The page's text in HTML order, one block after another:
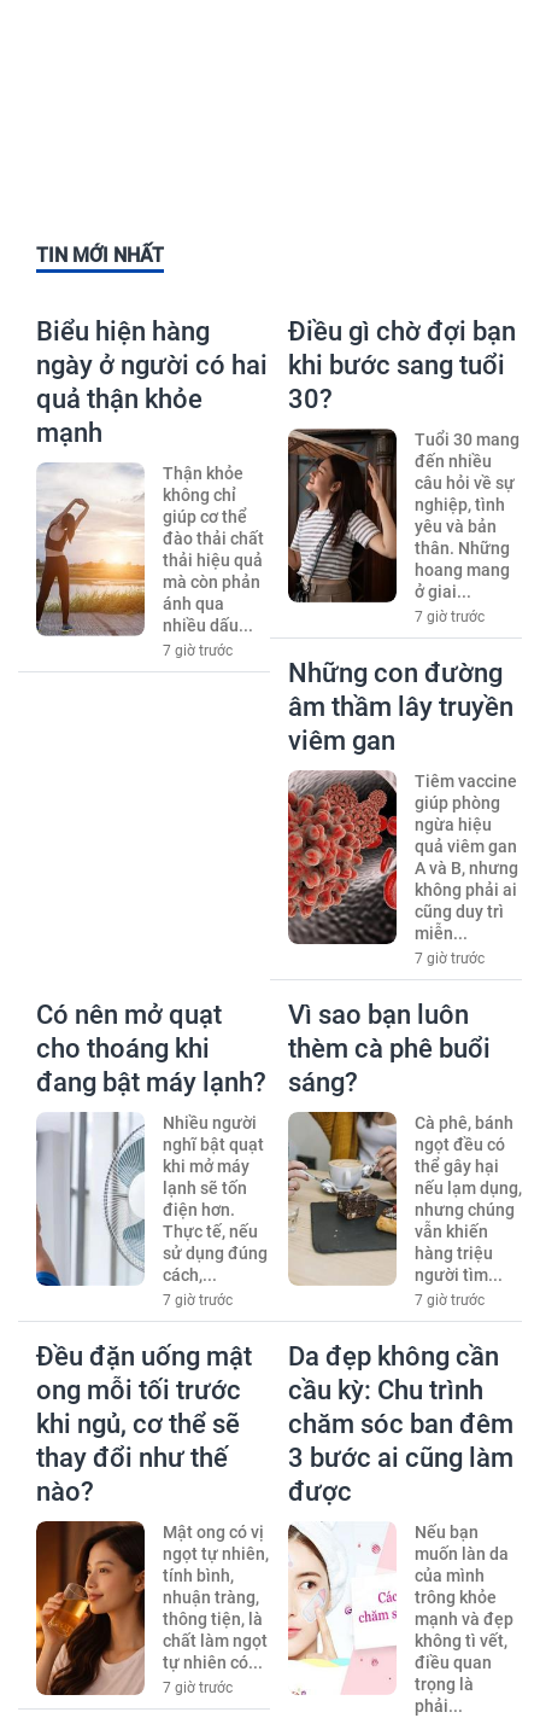
TIN MỚI NHẤT
Biểu hiện hàng
ngày ở người có hai
quả thận khỏe
mạnh
Thận khỏe
không chỉ
giúp cơ thể
đào thải chất
thải hiệu quả
mà còn phản
ánh qua
nhiều dấu...
7 giờ trước
Điều gì chờ đợi bạn
khi bước sang tuổi
30?
Tuổi 30 mang
đến nhiều
câu hỏi về sự
nghiệp, tình
yêu và bản
thân. Những
hoang mang
ở giai...
7 giờ trước
Những con đường
âm thầm lây truyền
viêm gan
Tiêm vaccine
giúp phòng
ngừa hiệu
quả viêm gan
A và B, nhưng
không phải ai
cũng duy trì
miễn...
7 giờ trước
Có nên mở quạt
cho thoáng khi
đang bật máy lạnh?
Nhiều người
nghĩ bật quạt
khi mở máy
lạnh sẽ tốn
điện hơn.
Thực tế, nếu
sử dụng đúng
cách,...
7 giờ trước
Vì sao bạn luôn
thèm cà phê buổi
sáng?
Cà phê, bánh
ngọt đều có
thể gây hại
nếu lạm dụng,
nhưng chúng
vẫn khiến
hàng triệu
người tìm...
7 giờ trước
Đều đặn uống mật
ong mỗi tối trước
khi ngủ, cơ thể sẽ
thay đổi như thế
nào?
Mật ong có vị
ngọt tự nhiên,
tính bình,
nhuận tràng,
thông tiện, là
chất làm ngọt
tự nhiên có...
7 giờ trước
Da đẹp không cần
cầu kỳ: Chu trình
chăm sóc ban đêm
3 bước ai cũng làm
được
Nếu bạn
muốn làn da
của mình
trông khỏe
mạnh và đẹp
không tì vết,
điều quan
trọng là
phải...